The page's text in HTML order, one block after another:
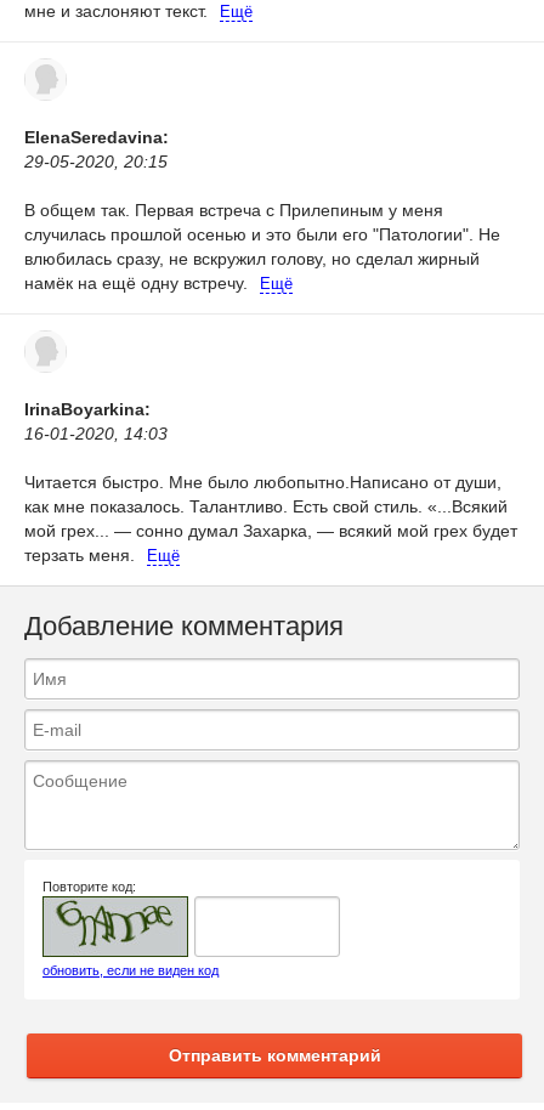
мне и заслоняют текст.
Ещё
ElenaSeredavina:
29-05-2020, 20:15
В общем так. Первая встреча с Прилепиным у меня
случилась прошлой осенью и это были его "Патологии". Не
влюбилась сразу, не вскружил голову, но сделал жирный
намёк на ещё одну встречу.
Ещё
IrinaBoyarkina:
16-01-2020, 14:03
Читается быстро. Мне было любопытно.Написано от души,
как мне показалось. Талантливо. Есть свой стиль. «...Всякий
мой грех... — сонно думал Захарка, — всякий мой грех будет
терзать меня.
Ещё
Добавление комментария
Повторите код:
обновить, если не виден код
Отправить комментарий